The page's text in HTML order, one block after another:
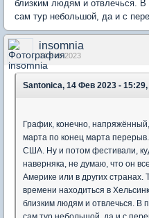
близким людям и отвлечься. В
сам тур небольшой, да и с
insomnia
14 Feb 2023
Santonica, 14 Фев 2023 - 15:29,
График, конечно,
марта по конец марта
США. Ну и потом фестивали,
наверняка, не думаю, что он
Америке или в других странах.
времени находиться в
близким людям и отвлечься. В